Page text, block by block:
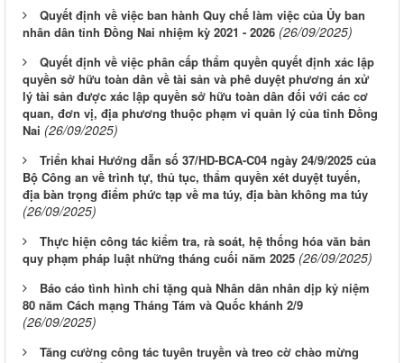
Quyết định về việc ban hành Quy chế làm việc của Ủy ban
nhân dân tỉnh Đồng Nai nhiệm kỳ 2021 - 2026 (26/09/2025)
Quyết định về việc phân cấp thẩm quyền quyết định xác lập
quyền sở hữu toàn dân về tài sản và phê duyệt phương án xử
lý tài sản được xác lập quyền sở hữu toàn dân đối với các cơ
quan, đơn vị, địa phương thuộc phạm vi quản lý của tỉnh Đồng
Nai (26/09/2025)
Triển khai Hướng dẫn số 37/HD-BCA-C04 ngày 24/9/2025 của
Bộ Công an về trình tự, thủ tục, thẩm quyền xét duyệt tuyến,
địa bàn trọng điểm phức tạp về ma túy, địa bàn không ma túy
(26/09/2025)
Thực hiện công tác kiểm tra, rà soát, hệ thống hóa văn bản
quy phạm pháp luật những tháng cuối năm 2025 (26/09/2025)
Báo cáo tình hình chi tặng quà Nhân dân nhân dịp kỷ niệm
80 năm Cách mạng Tháng Tám và Quốc khánh 2/9
(26/09/2025)
Tăng cường công tác tuyên truyền và treo cờ chào mừng